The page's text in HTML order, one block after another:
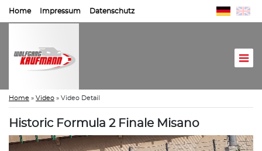
Home Impressum Datenschutz
Home » Video » Video Detail
Historic Formula 2 Finale Misano